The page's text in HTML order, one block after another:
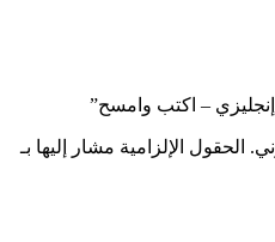
– اكتب وامسح”
الحقول الإلزامية مشار إليها بـ